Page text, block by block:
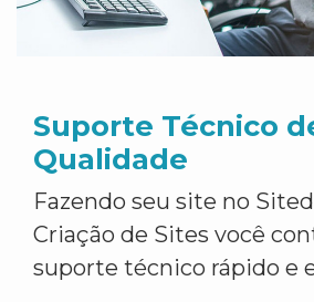
Suporte Técnico
Qualidade
Fazendo seu site no
Criação de Sites você
suporte técnico rápido e